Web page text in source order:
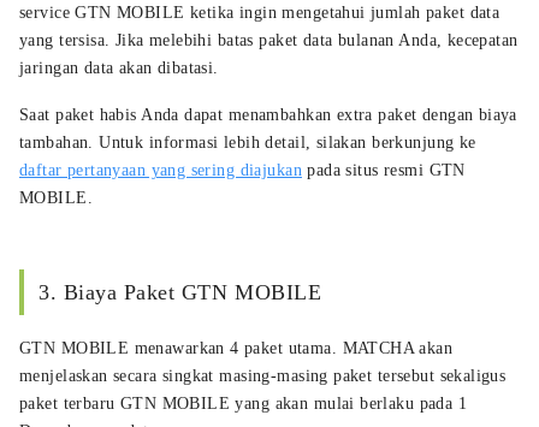
service GTN MOBILE ketika ingin mengetahui jumlah paket data
yang tersisa. Jika melebihi batas paket data bulanan Anda, kecepatan
jaringan data akan dibatasi.
Saat paket habis Anda dapat menambahkan extra paket dengan biaya
tambahan. Untuk informasi lebih detail, silakan berkunjung ke
daftar pertanyaan yang sering diajukanpada situs resmi GTN
MOBILE.
3. Biaya Paket GTN MOBILE
GTN MOBILE menawarkan 4 paket utama. MATCHA akan
menjelaskan secara singkat masing-masing paket tersebut sekaligus
paket terbaru GTN MOBILE yang akan mulai berlaku pada 1